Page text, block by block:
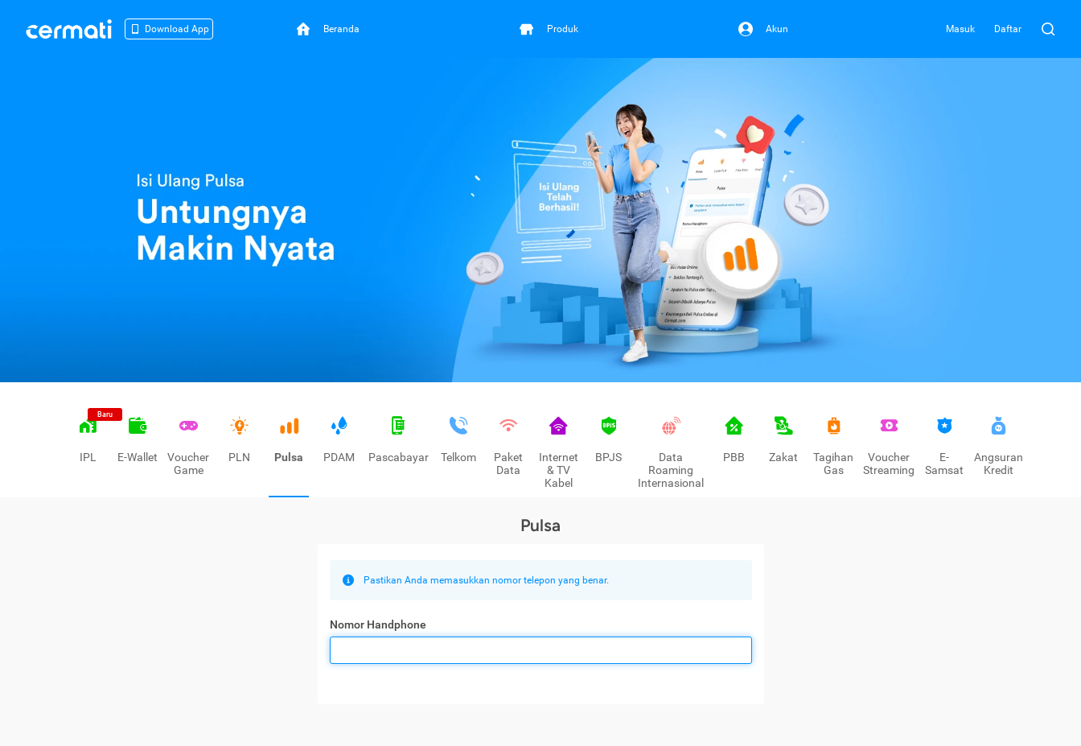
Download App Beranda Produk Akun Masuk Daftar
Baru
IPL E-Wallet
Voucher
Game
PLN Pulsa PDAM Pascabayar Telkom
Paket
Data
Internet
& TV
Kabel
BPJS
Data
Roaming
Internasional
PBB Zakat
Tagihan
Gas
Voucher
Streaming
E-
Samsat
Angsuran
Kredit
Pulsa
Pastikan Anda memasukkan nomor telepon yang benar.
Nomor Handphone